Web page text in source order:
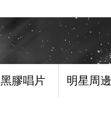
黑膠唱片 明星周邊